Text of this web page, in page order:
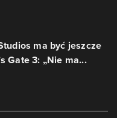
ma być jeszcze
Gate 3: „Nie ma...